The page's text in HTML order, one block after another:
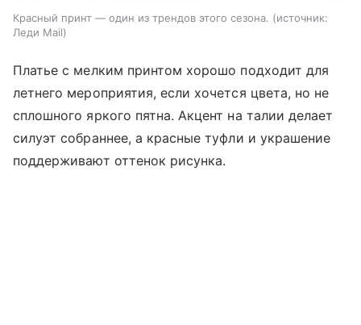
Красный принт — один из трендов этого сезона.
источник:
Леди Mail
Платье с мелким принтом хорошо подходит для
летнего мероприятия, если хочется цвета, но не
сплошного яркого пятна. Акцент на талии делает
силуэт собраннее, а красные туфли и украшение
поддерживают оттенок рисунка.